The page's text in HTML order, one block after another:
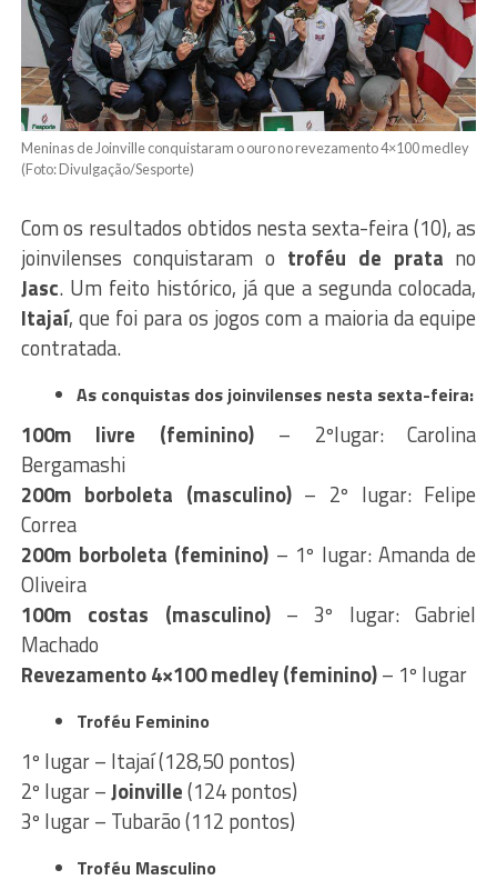
Meninas de Joinville conquistaram o ouro no revezamento 4×100 medley
(Foto: Divulgação/Sesporte)
Com os resultados obtidos nesta sexta-feira (10), as
joinvilenses conquistaram o troféu de prata no
Jasc. Um feito histórico, já que a segunda colocada,
Itajaí, que foi para os jogos com a maioria da equipe
contratada.
As conquistas dos joinvilenses nesta sexta-feira:
100m livre (feminino) – 2ºlugar: Carolina
Bergamashi
200m borboleta (masculino)– 2º lugar: Felipe
Correa
200m borboleta (feminino) – 1º lugar: Amanda de
Oliveira
100m costas (masculino)– 3º lugar: Gabriel
Machado
Revezamento 4×100 medley (feminino)– 1º lugar
Troféu Feminino
1º lugar – Itajaí (128,50 pontos)
2º lugar –Joinville(124 pontos)
3º lugar – Tubarão (112 pontos)
Troféu Masculino